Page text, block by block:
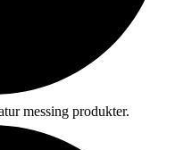
messing produkter.